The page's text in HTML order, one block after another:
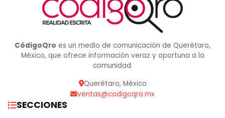
CódigoQro es un medio de comunicación de Querétaro,
México, que ofrece información veraz y oportuna a la
comunidad.
Querétaro, México
ventas@codigoqro.mx
SECCIONES